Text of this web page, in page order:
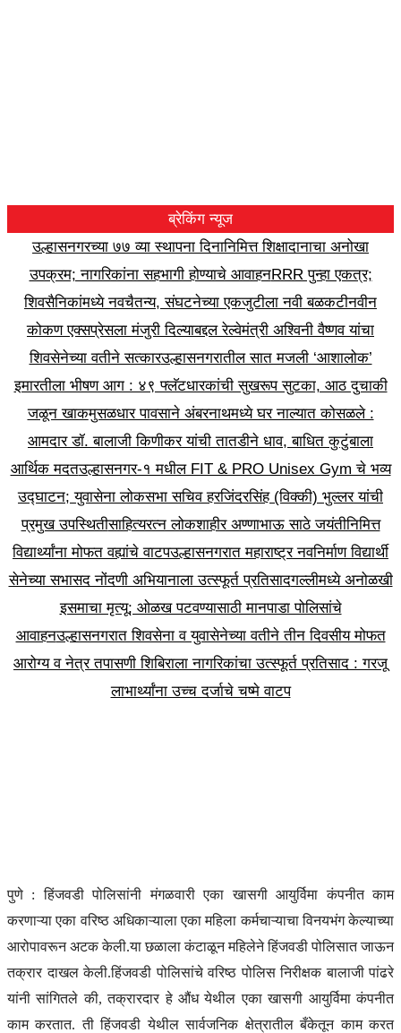
ब्रेकिंग न्यूज
उल्हासनगरच्या ७७ व्या स्थापना दिनानिमित्त शिक्षादानाचा अनोखा
उपक्रम; नागरिकांना सहभागी होण्याचे आवाहनRRR पुन्हा एकत्र;
शिवसैनिकांमध्ये नवचैतन्य, संघटनेच्या एकजुटीला नवी बळकटीनवीन
कोकण एक्सप्रेसला मंजुरी दिल्याबद्दल रेल्वेमंत्री अश्विनी वैष्णव यांचा
शिवसेनेच्या वतीने सत्कारउल्हासनगरातील सात मजली ‘आशालोक’
इमारतीला भीषण आग : ४९ फ्लॅटधारकांची सुखरूप सुटका, आठ दुचाकी
जळून खाकमुसळधार पावसाने अंबरनाथमध्ये घर नाल्यात कोसळले :
आमदार डॉ. बालाजी किणीकर यांची तातडीने धाव, बाधित कुटुंबाला
आर्थिक मदतउल्हासनगर-१ मधील FIT & PRO Unisex Gym चे भव्य
उद्घाटन; युवासेना लोकसभा सचिव हरजिंदरसिंह (विक्की) भुल्लर यांची
प्रमुख उपस्थितीसाहित्यरत्न लोकशाहीर अण्णाभाऊ साठे जयंतीनिमित्त
विद्यार्थ्यांना मोफत वह्यांचे वाटपउल्हासनगरात महाराष्ट्र नवनिर्माण विद्यार्थी
सेनेच्या सभासद नोंदणी अभियानाला उत्स्फूर्त प्रतिसादगल्लीमध्ये अनोळखी
इसमाचा मृत्यू; ओळख पटवण्यासाठी मानपाडा पोलिसांचे
आवाहनउल्हासनगरात शिवसेना व युवासेनेच्या वतीने तीन दिवसीय मोफत
आरोग्य व नेत्र तपासणी शिबिराला नागरिकांचा उत्स्फूर्त प्रतिसाद : गरजू
लाभार्थ्यांना उच्च दर्जाचे चष्मे वाटप
पुणे : हिंजवडी पोलिसांनी मंगळवारी एका खासगी आयुर्विमा कंपनीत काम
करणाऱ्या एका वरिष्ठ अधिकाऱ्याला एका महिला कर्मचाऱ्याचा विनयभंग केल्याच्या
आरोपावरून अटक केली.या छळाला कंटाळून महिलेने हिंजवडी पोलिसात जाऊन
तक्रार दाखल केली.हिंजवडी पोलिसांचे वरिष्ठ पोलिस निरीक्षक बालाजी पांढरे
यांनी सांगितले की, तक्रारदार हे औंध येथील एका खासगी आयुर्विमा कंपनीत
काम करतात. ती हिंजवडी येथील सार्वजनिक क्षेत्रातील बँकेतून काम करत